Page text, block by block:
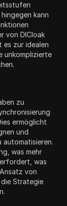
kann
von DICloak
es zur idealen
unkomplizierte
zu
ermöglicht
und
automatisieren.
was mehr
was
von
Strategie